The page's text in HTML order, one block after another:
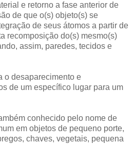
e retorno a fase anterior de
de que o(s) objeto(s) se
de seus átomos a partir de
recomposição do(s) mesmo(s)
assim, paredes, tecidos e
o desaparecimento e
de um específico lugar para um
conhecido pelo nome de
em objetos de pequeno porte,
chaves, vegetais, pequena